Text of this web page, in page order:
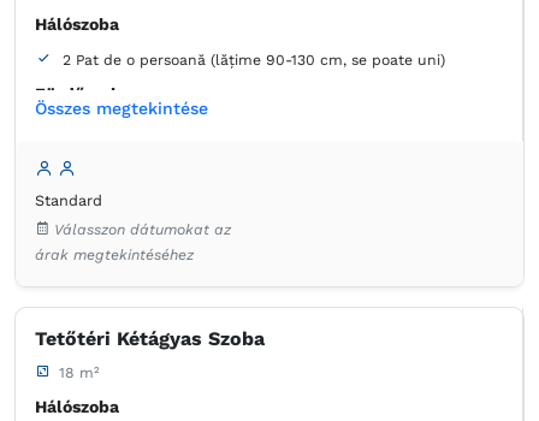
Hálószoba
2 Pat de o persoană (lățime 90-130 cm, se poate uni)
Fürdőszoba
Összes megtekintése
Standard
Válasszon dátumokat az
árak megtekintéséhez
Tetőtéri Kétágyas Szoba
18 m²
Hálószoba